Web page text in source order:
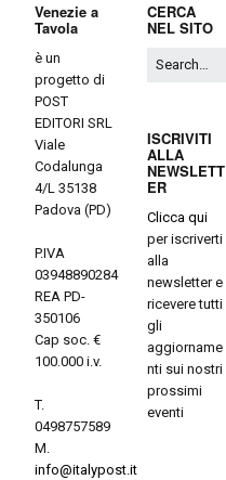
Venezie a
Tavola
è un
progetto di
POST
EDITORI SRL
Viale
Codalunga
4/L 35138
Padova (PD)
P.IVA
03948890284
REA PD-
350106
Cap soc. €
100.000 i.v.
T.
0498757589
M.
info@italypost.it
CERCA
NEL SITO
ISCRIVITI
ALLA
NEWSLETT
ER
Clicca qui
per iscriverti
alla
newsletter e
ricevere tutti
gli
aggiorname
nti sui nostri
prossimi
eventi